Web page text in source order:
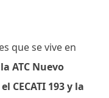
que se vive en
la ATC Nuevo
CECATI 193 y la